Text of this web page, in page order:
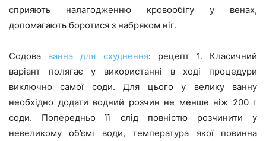
сприяють налагодженню кровообігу у венах,
допомагають боротися з набряком ніг.
Содова ванна для схуднення: рецепт 1. Класичний
варіант полягає у використанні в ході процедури
виключно самої соди. Для цього у велику ванну
необхідно додати водний розчин не менше ніж 200 г
соди. Попередньо її слід повністю розчинити у
невеликому об’ємі води, температура якої повинна